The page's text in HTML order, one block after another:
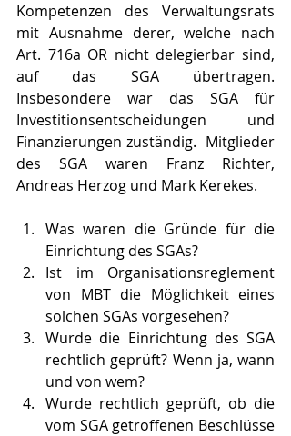
Kompetenzen des Verwaltungsrats
mit Ausnahme derer, welche nach
Art. 716a OR nicht delegierbar sind,
auf das SGA übertragen.
Insbesondere war das SGA für
Investitionsentscheidungen und
Finanzierungen zuständig.  Mitglieder
des SGA waren Franz Richter,
Andreas Herzog und Mark Kerekes.
Was waren die Gründe für die
Einrichtung des SGAs?
Ist im Organisationsreglement
von MBT die Möglichkeit eines
solchen SGAs vorgesehen?
Wurde die Einrichtung des SGA
rechtlich geprüft? Wenn ja, wann
und von wem?
Wurde rechtlich geprüft, ob die
vom SGA getroffenen Beschlüsse